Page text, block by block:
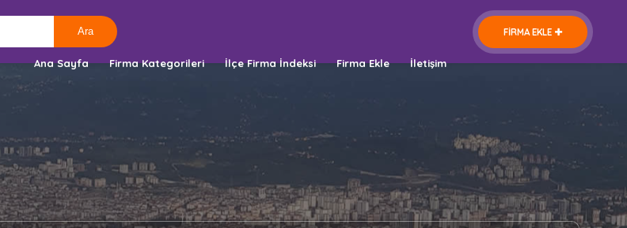
FİRMA EKLE
Ana Sayfa Firma Kategorileri İlçe Firma İndeksi Firma Ekle İletişim